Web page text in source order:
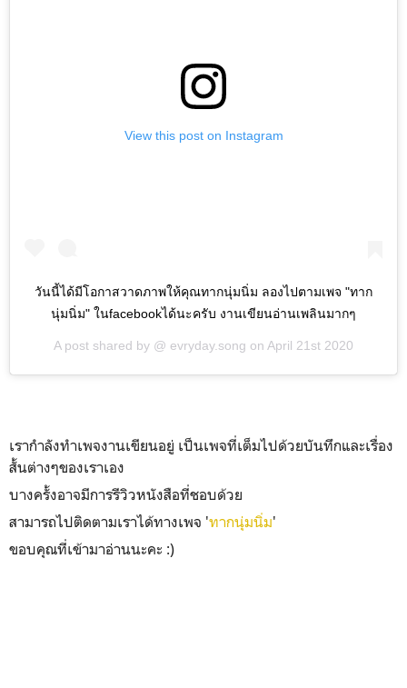
View this post on Instagram
วันนี้ได้มีโอกาสวาดภาพให้คุณทากนุ่มนิ่ม ลองไปตามเพจ "ทาก
นุ่มนิ่ม" ในfacebookได้นะครับ งานเขียนอ่านเพลินมากๆ
A post shared by @ evryday.song on April 21st 2020
เรากำลังทำเพจงานเขียนอยู่ เป็นเพจที่เต็มไปด้วยบันทึกและเรื่อง
สั้นต่างๆของเราเอง
บางครั้งอาจมีการรีวิวหนังสือที่ชอบด้วย
สามารถไปติดตามเราได้ทางเพจ 'ทากนุ่มนิ่ม'
ขอบคุณที่เข้ามาอ่านนะคะ :)